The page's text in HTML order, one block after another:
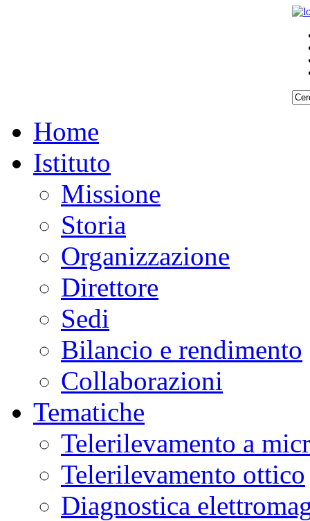
Home
Istituto
Missione
Storia
Organizzazione
Direttore
Sedi
Bilancio e rendimento
Collaborazioni
Tematiche
Telerilevamento a
Telerilevamento ottico
Diagnostica